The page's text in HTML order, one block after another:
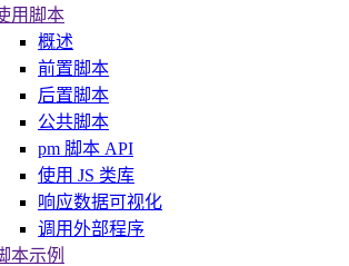
用脚本
概述
前置脚本
后置脚本
公共脚本
pm 脚本 API
使用 JS 类库
响应数据可视化
调用外部程序
本示例